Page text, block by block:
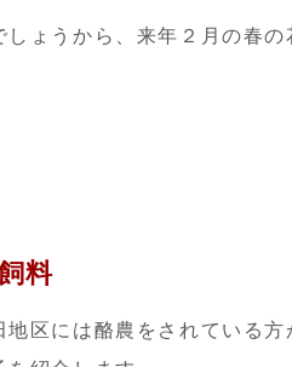
ょうから、来年２月の春
料
区には酪農をされている